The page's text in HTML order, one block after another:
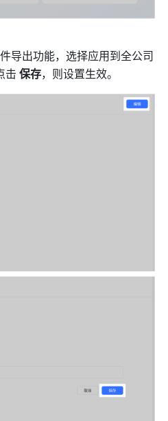
导出功能，选择应用到全公司
击 保存，则设置生效。